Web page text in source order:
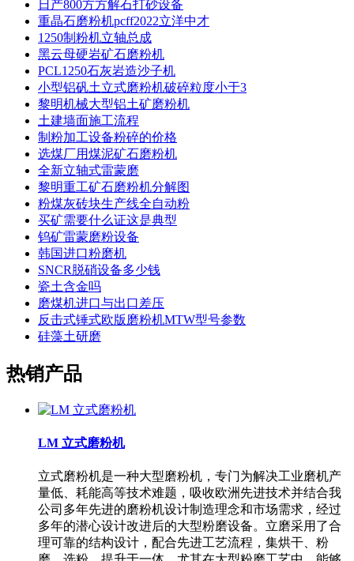
日产800方方解石打砂设备
重晶石磨粉机pcff2022立洋中才
1250制粉机立轴总成
黑云母硬岩矿石磨粉机
PCL1250石灰岩造沙子机
小型铝矾土立式磨粉机破碎粒度小于3
黎明机械大型铝土矿磨粉机
土建墙面施工流程
制粉加工设备粉碎的价格
选煤厂用煤泥矿石磨粉机
全新立轴式雷蒙磨
黎明重工矿石磨粉机分解图
粉煤灰砖块生产线全自动粉
买矿需要什么证这是典型
钨矿雷蒙磨粉设备
韩国进口粉磨机
SNCR脱硝设备多少钱
瓷土含金吗
磨煤机进口与出口差压
反击式锤式欧版磨粉机MTW型号参数
硅藻土研磨
热销产品
LM 立式磨粉机
立式磨粉机是一种大型磨粉机，专门为解决工业磨机产
量低、耗能高等技术难题，吸收欧洲先进技术并结合我
公司多年先进的磨粉机设计制造理念和市场需求，经过
多年的潜心设计改进后的大型粉磨设备。立磨采用了合
理可靠的结构设计，配合先进工艺流程，集烘干、粉